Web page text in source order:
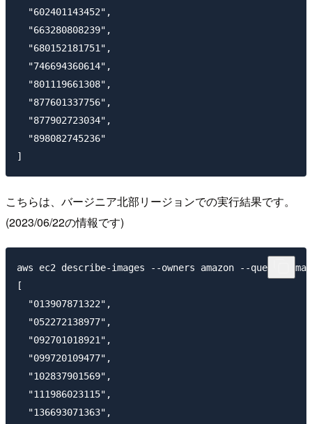
  "602401143452",
  "663280808239",
  "680152181751",
  "746694360614",
  "801119661308",
  "877601337756",
  "877902723034",
  "898082745236"
こちらは、バージニア北部リージョンでの実行結果です。
(2023/06/22の情報です)
aws ec2 describe-images --owners amazon --query
[
  "013907871322",
  "052272138977",
  "092701018921",
  "099720109477",
  "102837901569",
  "111986023115",
  "136693071363",